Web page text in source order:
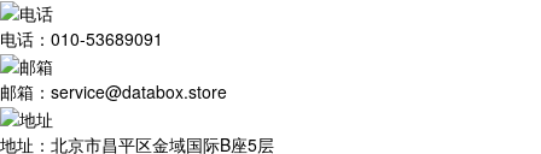
电话：010-53689091
邮箱：service@databox.store
地址：北京市昌平区金域国际B座5层